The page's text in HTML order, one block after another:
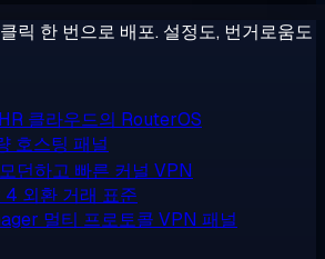
릭 한 번으로 배포. 설정도, 번거로움도
클라우드의 RouterOS
호스팅 패널
모던하고 빠른 커널 VPN
4 외환 거래 표준
멀티 프로토콜 VPN 패널